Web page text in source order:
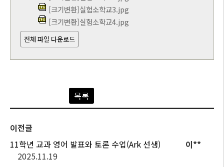
[크기변환]실험소학교3.jpg
[크기변환]실험소학교4.jpg
전체 파일 다운로드
목록
이전글
11학년 교과 영어 발표와 토론 수업(Ark 선생)
이**
2025.11.19